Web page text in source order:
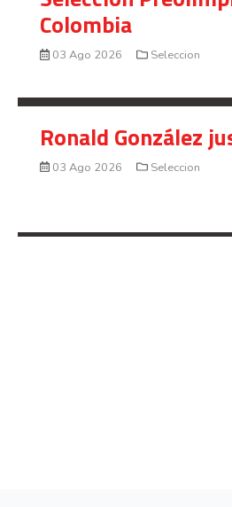
Colombia
03 Ago 2026 Seleccion
Ronald González
03 Ago 2026 Seleccion